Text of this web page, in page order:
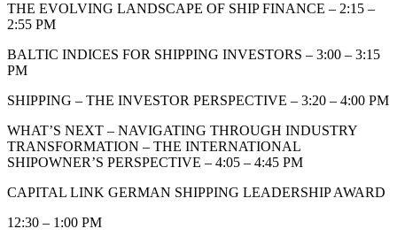
THE EVOLVING LANDSCAPE OF SHIP FINANCE – 2:15 –
2:55 PM
BALTIC INDICES FOR SHIPPING INVESTORS – 3:00 – 3:15
PM
SHIPPING – THE INVESTOR PERSPECTIVE – 3:20 – 4:00 PM
WHAT’S NEXT – NAVIGATING THROUGH INDUSTRY
TRANSFORMATION – THE INTERNATIONAL
SHIPOWNER’S PERSPECTIVE – 4:05 – 4:45 PM
CAPITAL LINK GERMAN SHIPPING LEADERSHIP AWARD
12:30 – 1:00 PM